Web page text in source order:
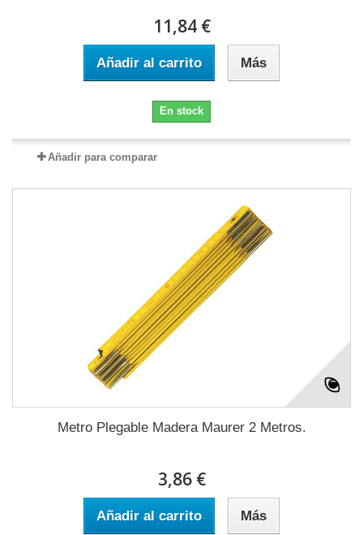
11,84 €
Añadir al carrito Más
En stock
Añadir para comparar
Metro Plegable Madera Maurer 2 Metros.
3,86 €
Añadir al carrito Más